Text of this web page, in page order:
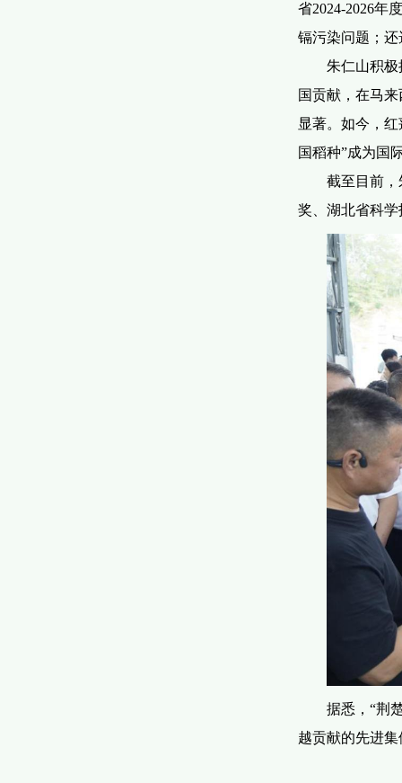
省2024-2026年
镉污染问题；
朱仁山积
国贡献，在马
显著。如今，
国稻种”成为国
截至目前
奖、湖北省科
据悉，“荆
越贡献的先进